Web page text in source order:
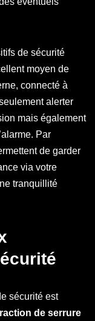
de sécurité
moyen de
connecté à
alerter
mais également
Par
de garder
via votre
tranquillité
sécurité est
de serrure